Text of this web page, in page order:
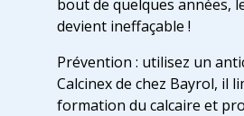
bout de quelques années,
devient ineffaçable !
Prévention : utilisez un
Calcinex de chez Bayrol, il
formation du calcaire et